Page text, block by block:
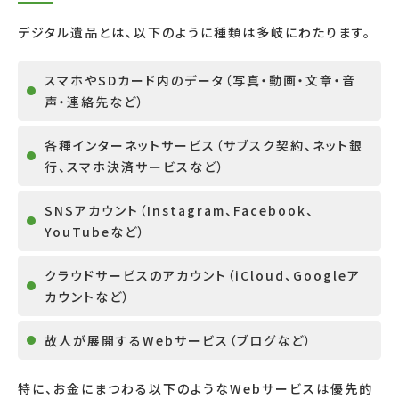
デジタル遺品とは、以下のように種類は多岐にわたります。
スマホやSDカード内のデータ（写真・動画・文章・音
声・連絡先など）
各種インターネットサービス（サブスク契約、ネット銀
行、スマホ決済サービスなど）
SNSアカウント（Instagram、Facebook、
YouTubeなど）
クラウドサービスのアカウント（iCloud、Googleア
カウントなど）
故人が展開するWebサービス（ブログなど）
特に、お金にまつわる以下のようなWebサービスは優先的